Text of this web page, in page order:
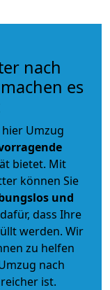
nach
es
Umzug
bietet. Mit
können Sie
und
dass Ihre
werden. Wir
zu helfen
nach
ist.